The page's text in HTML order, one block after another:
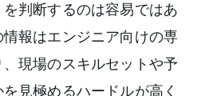
判断するのは容易ではあ
報はエンジニア向けの専
現場のスキルセットや予
見極めるハードルが高く